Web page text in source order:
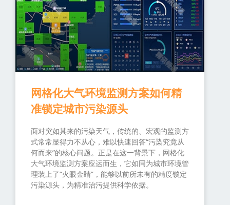
网格化大气环境监测方案如何精
准锁定城市污染源头
面对突如其来的污染天气，传统的、宏观的监测方
式常常显得力不从心，难以快速回答“污染究竟从
何而来”的核心问题。正是在这一背景下，网格化
大气环境监测方案应运而生，它如同为城市环境管
理装上了“火眼金睛”，能够以前所未有的精度锁定
污染源头，为精准治污提供科学依据。